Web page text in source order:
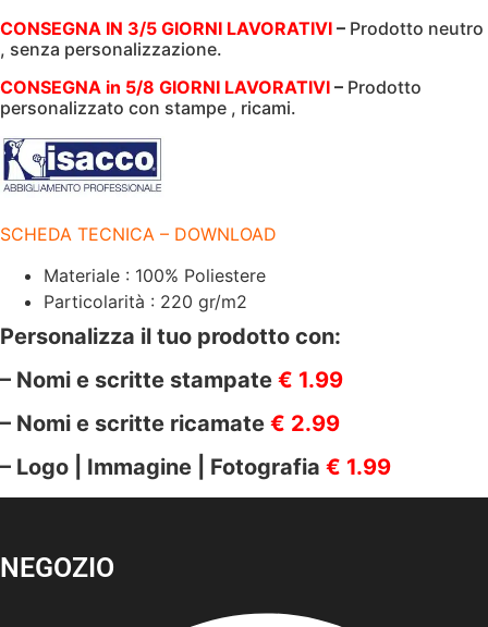
|
220
|
72X46
CM
|
ISACCO
086614
CONSEGNA IN 3/5 GIORNI LAVORATIVI – Prodotto neutro
, senza personalizzazione.
CONSEGNA in 5/8 GIORNI LAVORATIVI – Prodotto
personalizzato con stampe , ricami.
SCHEDA TECNICA – DOWNLOAD
Materiale : 100% Poliestere
Particolarità : 220 gr/m2
Personalizza il tuo prodotto con:
– Nomi e scritte stampate € 1.99
– Nomi e scritte ricamate € 2.99
– Logo | Immagine | Fotografia € 1.99
NEGOZIO